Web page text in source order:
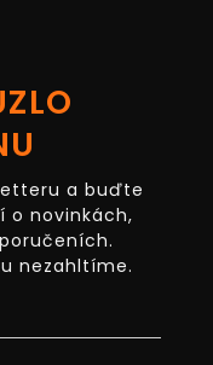
a buďte
o novinkách,
nezahltíme.